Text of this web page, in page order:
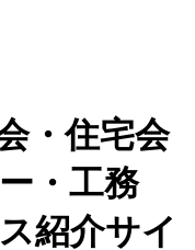
・住宅会
・工務
紹介サイ